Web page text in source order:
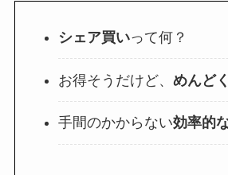
シェア買いって何？
お得そうだけど、 めんど
手間のかからない効率的